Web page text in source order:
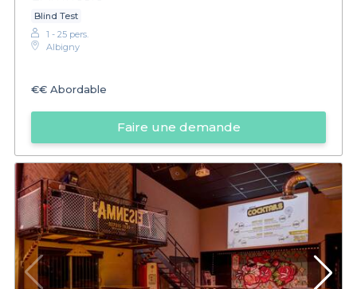
Blind Test
1 - 25 pers.
Albigny
€€ Abordable
Faire une demande